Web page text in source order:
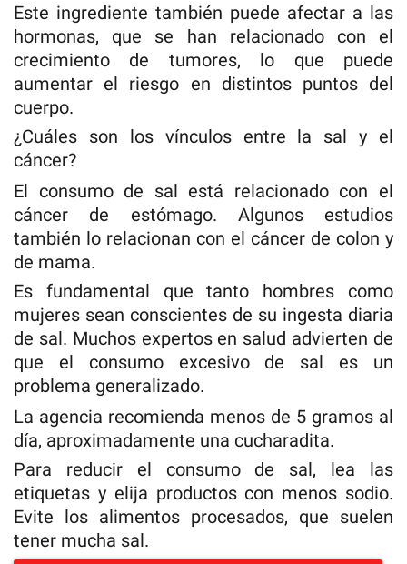
Este ingrediente también puede afectar a las
hormonas, que se han relacionado con el
crecimiento de tumores, lo que puede
aumentar el riesgo en distintos puntos del
cuerpo.
¿Cuáles son los vínculos entre la sal y el
cáncer?
El consumo de sal está relacionado con el
cáncer de estómago. Algunos estudios
también lo relacionan con el cáncer de colon y
de mama.
Es fundamental que tanto hombres como
mujeres sean conscientes de su ingesta diaria
de sal. Muchos expertos en salud advierten de
que el consumo excesivo de sal es un
problema generalizado.
La agencia recomienda menos de 5 gramos al
día, aproximadamente una cucharadita.
Para reducir el consumo de sal, lea las
etiquetas y elija productos con menos sodio.
Evite los alimentos procesados, que suelen
tener mucha sal.